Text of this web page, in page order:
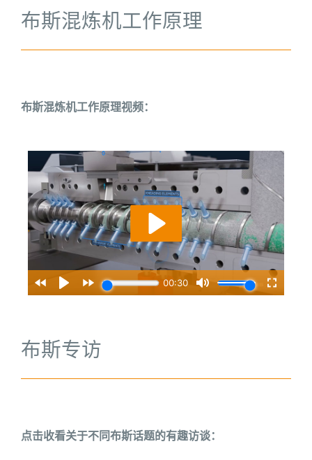
布斯混炼机工作原理
布斯混炼机工作原理视频：
布斯专访
点击收看关于不同布斯话题的有趣访谈：